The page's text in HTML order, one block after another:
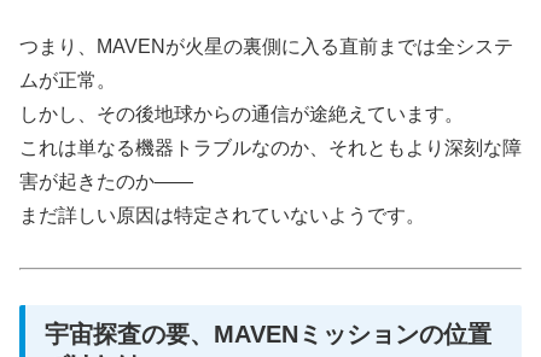
つまり、MAVENが火星の裏側に入る直前までは全システ
ムが正常。
しかし、その後地球からの通信が途絶えています。
これは単なる機器トラブルなのか、それともより深刻な障
害が起きたのか――
まだ詳しい原因は特定されていないようです。
宇宙探査の要、MAVENミッションの位置